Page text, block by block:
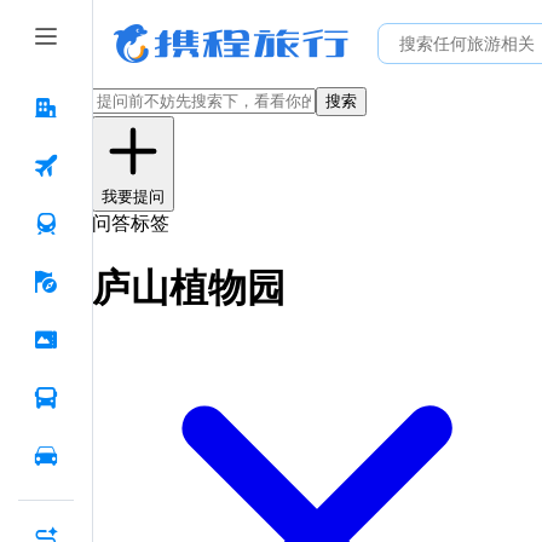
搜索
我要提问
问答标签
庐山植物园